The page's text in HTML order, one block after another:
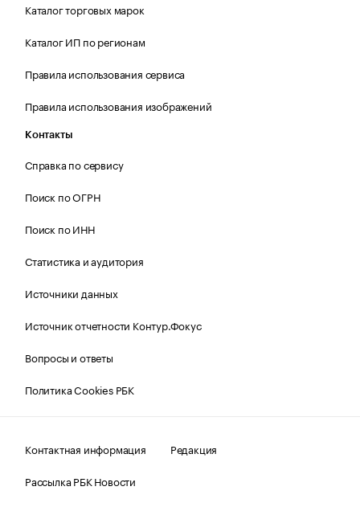
Каталог торговых марок
Каталог ИП по регионам
Правила использования сервиса
Правила использования изображений
Контакты
Справка по сервису
Поиск по ОГРН
Поиск по ИНН
Статистика и аудитория
Источники данных
Источник отчетности Контур.Фокус
Вопросы и ответы
Политика Cookies РБК
Контактная информация
Редакция
Рассылка РБК Новости